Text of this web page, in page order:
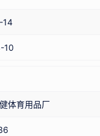
14
10
体育用品厂